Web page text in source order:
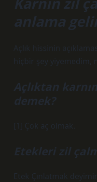
anlama
Açlık hissinin
hiçbir şey yiyemedim,
Açlıktan
demek?
[1] Çok aç olmak.
Etekleri zil
Etek Çınlatmak